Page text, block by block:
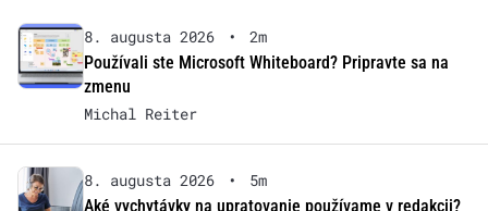
8. augusta 2026 •
2m
Používali ste Microsoft Whiteboard? Pripravte sa na
zmenu
Michal Reiter
8. augusta 2026 •
5m
Aké vychytávky na upratovanie používame v redakcii?